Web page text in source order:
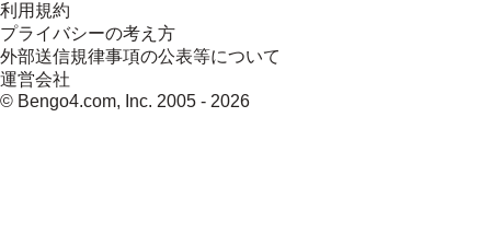
利用規約
プライバシーの考え方
外部送信規律事項の公表等について
運営会社
© Bengo4.com, Inc. 2005 - 2026